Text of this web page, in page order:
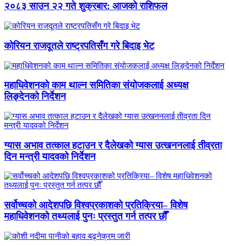
२०८३ साउन २२ गते शुक्रबार: आजको राशिफल
कोरियन राजदूतले राष्ट्रपतिसँग गरे बिदाइ भेट
महाधिवेशनको काम थाल्न समितिका संयोजकलाई अध्यक्ष
लिङ्देनको निर्देशन
ग्यास अभाव तत्काल हटाउन र दैलेखको ग्यास उत्खननलाई तीव्रता
दिन मन्त्री यादवको निर्देशन
सर्वोच्चको आदेशपछि विश्वप्रकाशको प्रतिक्रिया– विशेष
महाधिवेशनको तथ्यलाई पुनः प्रस्तुत गर्न तत्पर छौँ